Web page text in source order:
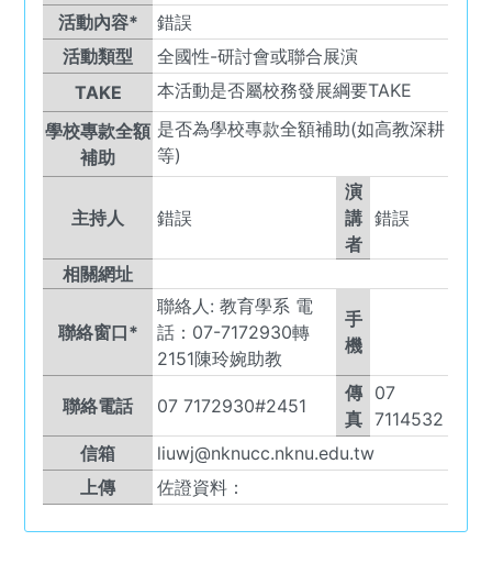
活動內容*
錯誤
活動類型
全國性-研討會或聯合展演
TAKE
本活動是否屬校務發展綱要TAKE
學校專款全額
補助
是否為學校專款全額補助(如高教深耕
等)
主持人 錯誤
演
講
者
錯誤
相關網址
聯絡窗口*
聯絡人: 教育學系 電
話：07-7172930轉
2151陳玲婉助教
手
機
聯絡電話 07 7172930#2451
傳
真
07
7114532
信箱
liuwj@nknucc.nknu.edu.tw
上傳
佐證資料：